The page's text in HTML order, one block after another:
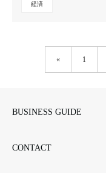
経済
« 1
BUSINESS GUIDE
CONTACT